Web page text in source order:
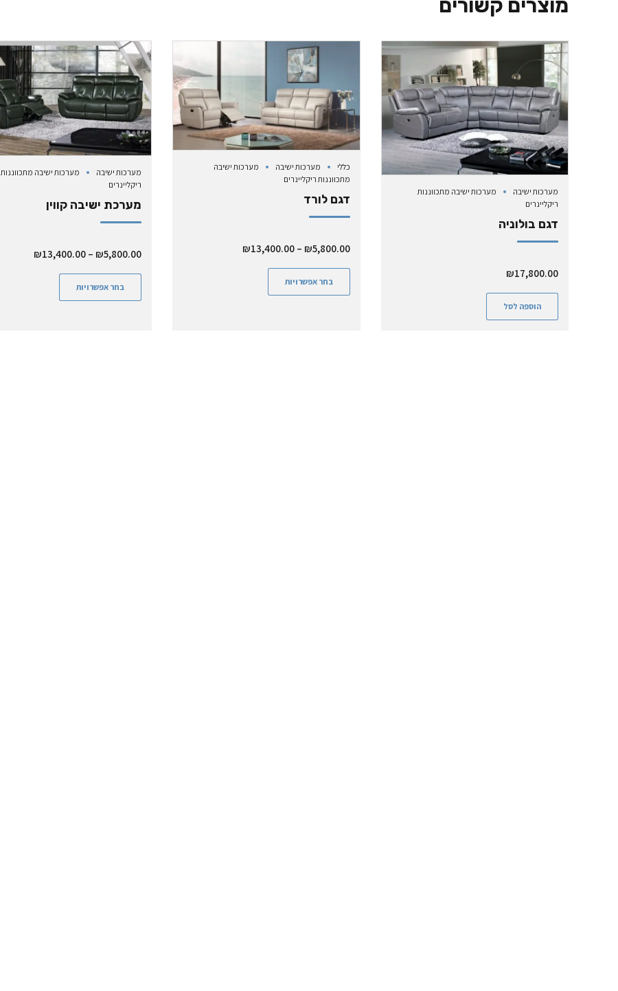
מוצרים קשורים
מערכות ישיבה
מערכות ישיבה מתכווננות
ריקליינרים
דגם בולוניה
₪17,800.00
הוספה לסל
כללי מערכות ישיבה
מערכות ישיבה
מתכווננות ריקליינרים
דגם לורד
₪5,800.00
–
₪13,400.00
בחר אפשרויות
מערכות ישיבה
מערכות ישיבה מתכווננות
ריקליינרים
מערכת ישיבה קווין
₪5,800.00
–
₪13,400.00
בחר אפשרויות